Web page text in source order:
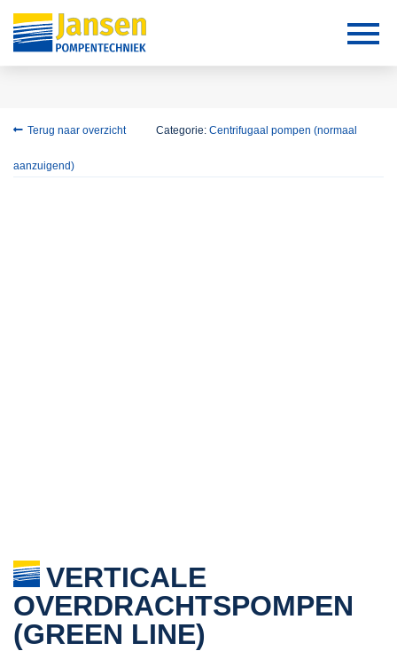
Terug naar overzicht Categorie: Centrifugaal pompen (normaal
aanzuigend)
VERTICALE
OVERDRACHTSPOMPEN
(GREEN LINE)